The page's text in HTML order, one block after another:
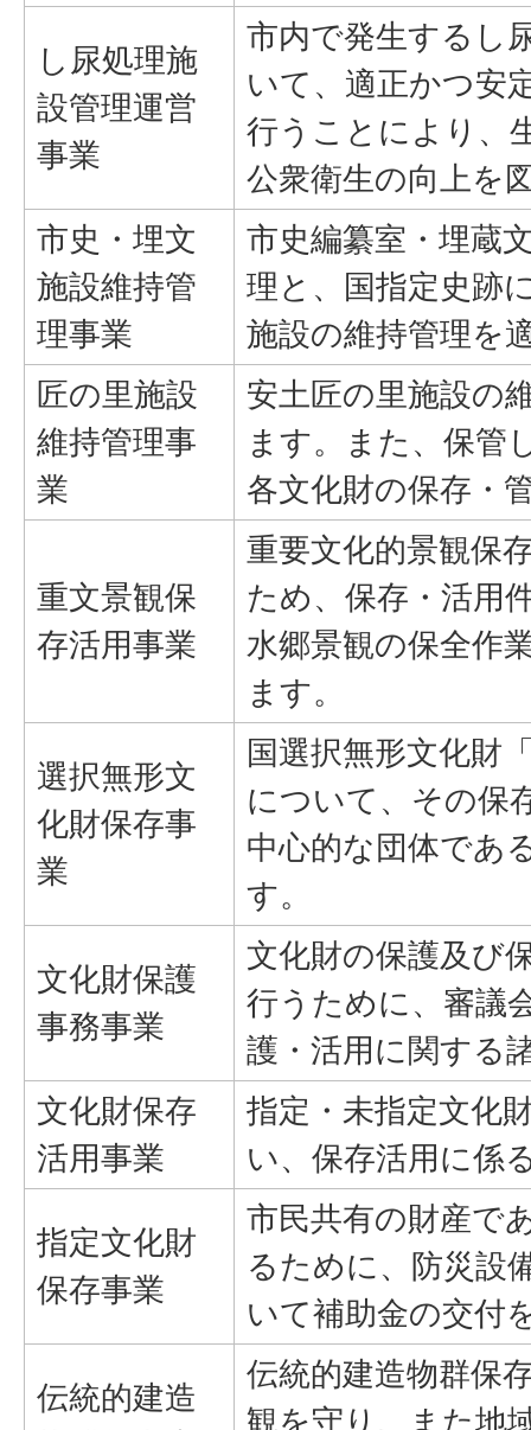
し尿処理施
設管理運営
事業
市内で発生するし
いて、適正かつ安
行うことにより、
公衆衛生の向上を
市史・埋文
施設維持管
理事業
市史編纂室・埋蔵
理と、国指定史跡
施設の維持管理を
匠の里施設
維持管理事
業
安土匠の里施設の
ます。また、保管
各文化財の保存・
重文景観保
存活用事業
重要文化的景観保
ため、保存・活用
水郷景観の保全作
ます。
選択無形文
化財保存事
業
国選択無形文化財
について、その保
中心的な団体であ
す。
文化財保護
事務事業
文化財の保護及び
行うために、審議
護・活用に関する
文化財保存
活用事業
指定・未指定文化
い、保存活用に係
指定文化財
保存事業
市民共有の財産で
るために、防災設
いて補助金の交付
伝統的建造
伝統的建造物群保
観を守り、また地